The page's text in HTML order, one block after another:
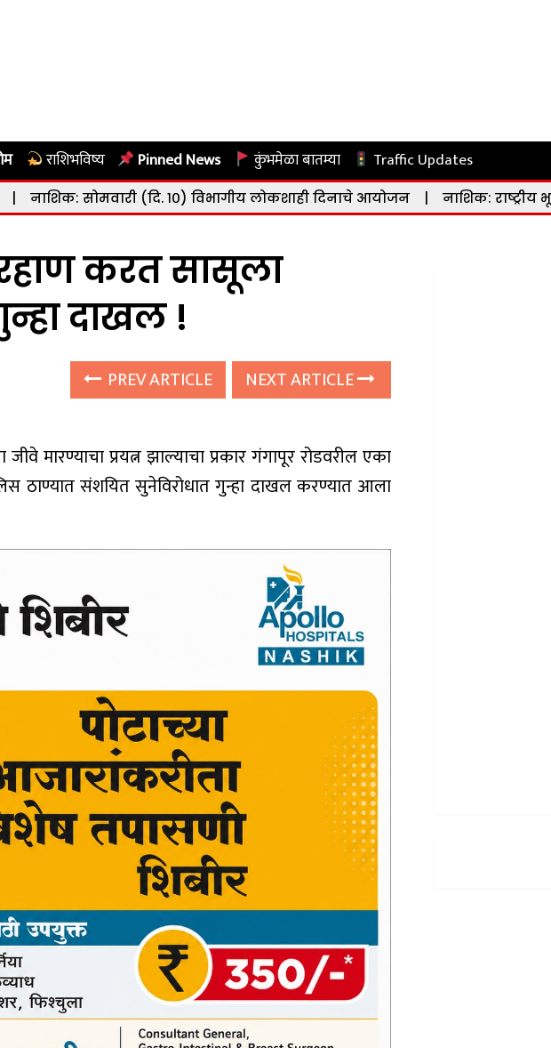
राशिभविष्य Pinned News कुंभमेळा बातम्या Traffic Updates
सोमवारी (दि. १०) विभागीय लोकशाही दिनाचे आयोजन | नाशिक: राष्ट्रीय भूकंप
करत सासूला
दाखल !
PREV ARTICLE NEXT ARTICLE
मारण्याचा प्रयत्न झाल्याचा प्रकार गंगापूर रोडवरील एका
ठाण्यात संशयित सुनेविरोधात गुन्हा दाखल करण्यात आला